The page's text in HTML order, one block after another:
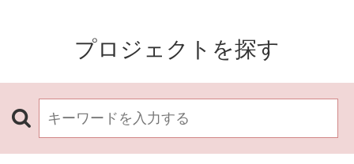
プロジェクトを探す